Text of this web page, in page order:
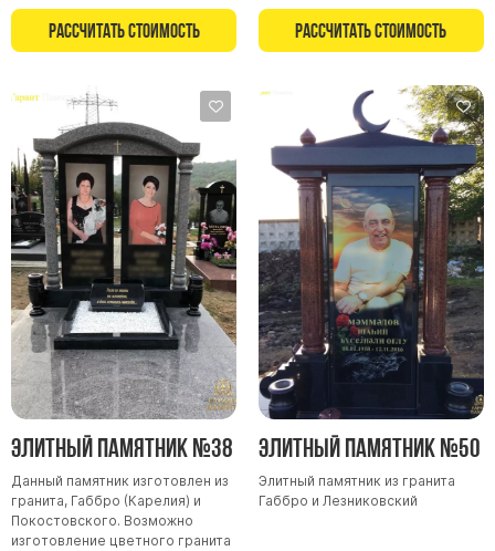
Памятники стандартные
Памятники черные
Памятники со свечей
Памятники в виде дерева
Памятники с лебедями
Памятники в форме волны
Хачкары
Памятники ростовые
Памятники в форме скалы
Памятник Родителям
Мемориальные доски
Буквы из латуни
Цоколь из гранита
Ограды из гранита
Ограды из чугуна
Рассчитать стоимость Рассчитать стоимость
Элитный памятник №38
Данный памятник изготовлен из
гранита, Габбро (Карелия) и
Покостовского. Возможно
изготовление цветного гранита
Элитный памятник №50
Элитный памятник из гранита
Габбро и Лезниковский